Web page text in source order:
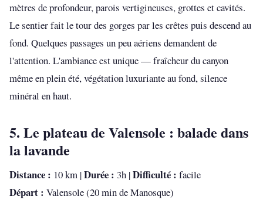
mètres de profondeur, parois vertigineuses, grottes et cavités.
Le sentier fait le tour des gorges par les crêtes puis descend au
fond. Quelques passages un peu aériens demandent de
l'attention. L'ambiance est unique — fraîcheur du canyon
même en plein été, végétation luxuriante au fond, silence
minéral en haut.
5. Le plateau de Valensole : balade dans
la lavande
Distance : 10 km |Durée : 3h |Difficulté : facile
Départ : Valensole (20 min de Manosque)